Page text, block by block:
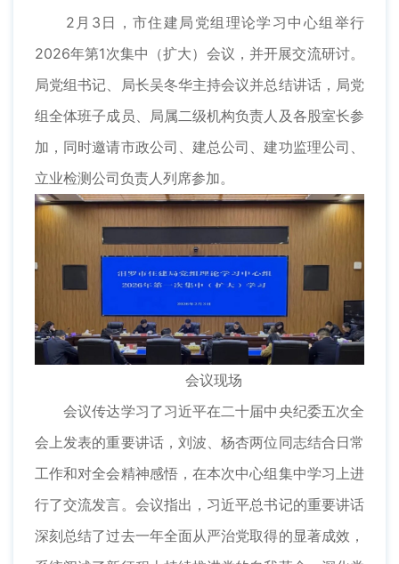
2月3日，市住建局党组理论学习中心组举行
2026年第1次集中（扩大）会议，并开展交流研讨。
局党组书记、局长吴冬华主持会议并总结讲话，局党
组全体班子成员、局属二级机构负责人及各股室长参
加，同时邀请市政公司、建总公司、建功监理公司、
立业检测公司负责人列席参加。
会议现场
会议传达学习了习近平在二十届中央纪委五次全
会上发表的重要讲话，刘波、杨杏两位同志结合日常
工作和对全会精神感悟，在本次中心组集中学习上进
行了交流发言。会议指出，习近平总书记的重要讲话
深刻总结了过去一年全面从严治党取得的显著成效，